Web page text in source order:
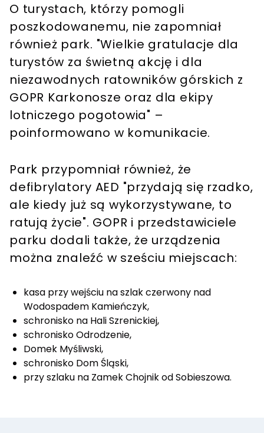
O turystach, którzy pomogli
poszkodowanemu, nie zapomniał
również park. "Wielkie gratulacje dla
turystów za świetną akcję i dla
niezawodnych ratowników górskich z
GOPR Karkonosze oraz dla ekipy
lotniczego pogotowia" –
poinformowano w komunikacie.
Park przypomniał również, że
defibrylatory AED "przydają się rzadko,
ale kiedy już są wykorzystywane, to
ratują życie". GOPR i przedstawiciele
parku dodali także, że urządzenia
można znaleźć w sześciu miejscach:
kasa przy wejściu na szlak czerwony nad
Wodospadem Kamieńczyk,
schronisko na Hali Szrenickiej,
schronisko Odrodzenie,
Domek Myśliwski,
schronisko Dom Śląski,
przy szlaku na Zamek Chojnik od Sobieszowa.